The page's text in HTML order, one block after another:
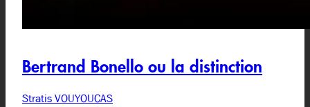
Bertrand Bonello ou la distinction
Stratis VOUYOUCAS